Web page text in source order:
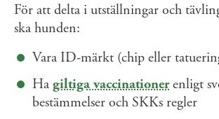
För att delta i utställningar och
ska hunden:
Vara ID-märkt (chip eller
Ha giltiga vaccinationerenligt
bestämmelser och SKKs regler